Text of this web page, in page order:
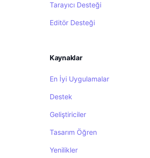
Tarayıcı Desteği
Editör Desteği
Kaynaklar
En İyi Uygulamalar
Destek
Geliştiriciler
Tasarım Öğren
Yenilikler